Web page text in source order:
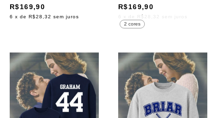
R$169,90
6 x de R$28,32 sem juros
2 cores
R$169,90
x de R$28,32